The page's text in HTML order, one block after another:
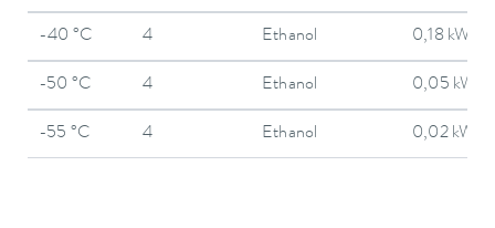
-40 °C 4 Ethanol 0,18 kW
-50 °C 4 Ethanol 0,05 kW
-55 °C 4 Ethanol 0,02 kW